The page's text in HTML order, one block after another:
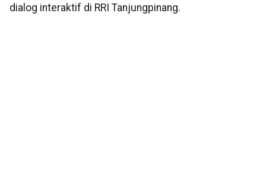
dialog interaktif di RRI Tanjungpinang.